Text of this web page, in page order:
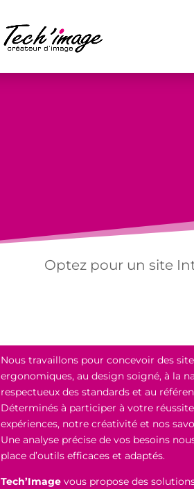
Optez pour un site
Nous travaillons pour concevoir des
ergonomiques, au design soigné, à la
respectueux des standards et au
Déterminés à participer à votre
expériences, notre créativité et nos
Une analyse précise de vos besoins
place d’outils efficaces et adaptés.
Tech’Image vous propose des